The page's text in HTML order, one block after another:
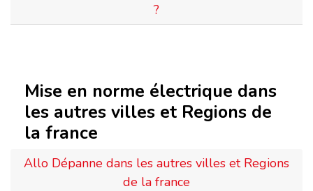
?
Mise en norme électrique dans
les autres villes et Regions de
la france
Allo Dépanne dans les autres villes et Regions
de la france